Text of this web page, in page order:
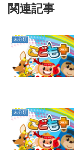
関連記事
未分類
未分類